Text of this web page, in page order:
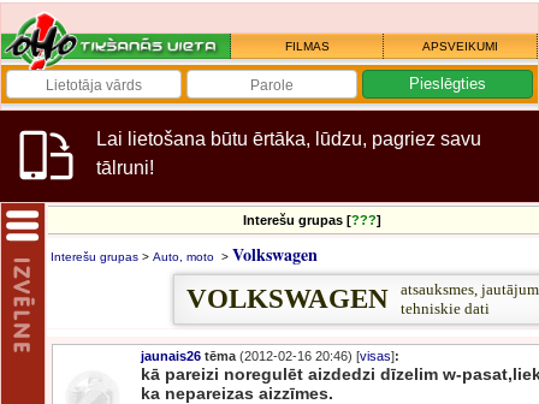
FILMAS APSVEIKUMI
Lai lietošana būtu ērtāka, lūdzu, pagriez savu
tālruni!
Interešu grupas [???]
Interešu grupas > Auto, moto > Volkswagen
VOLKSWAGEN
atsauksmes,
tehniskie dati
jaunais26 tēma (2012-02-16 20:46) [visas]:
kā pareizi noregulēt aizdedzi dīzelim w-
ka nepareizas aizzīmes.